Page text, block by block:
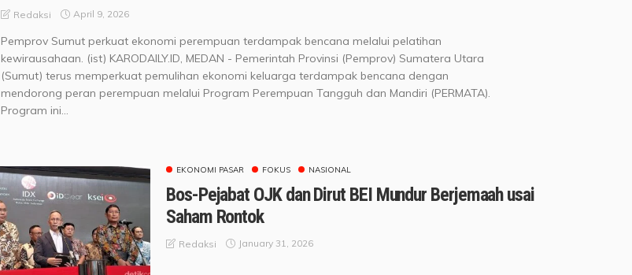
Redaksi April 9, 2026
Pemprov Sumut perkuat ekonomi perempuan terdampak bencana melalui pelatihan
kewirausahaan. (ist) KARODAILY.ID, MEDAN - Pemerintah Provinsi (Pemprov) Sumatera Utara
(Sumut) terus memperkuat pemulihan ekonomi keluarga terdampak bencana dengan
mendorong peran perempuan melalui Program Perempuan Tangguh dan Mandiri (PERMATA).
Program ini...
EKONOMI PASAR FOKUS NASIONAL
Bos-Pejabat OJK dan Dirut BEI Mundur Berjemaah usai
Saham Rontok
Redaksi January 31, 2026